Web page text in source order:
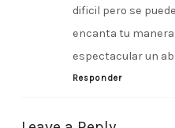
dificil pero se
encanta tu
espectacular un
Responder